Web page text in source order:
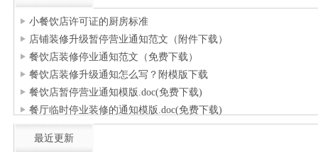
小餐饮店许可证的厨房标准
店铺装修升级暂停营业通知范文（附件下载）
餐饮店装修停业通知范文（免费下载）
餐饮店装修升级通知怎么写？附模版下载
餐饮店暂停营业通知模版.doc(免费下载)
餐厅临时停业装修的通知模版.doc(免费下载)
最近更新